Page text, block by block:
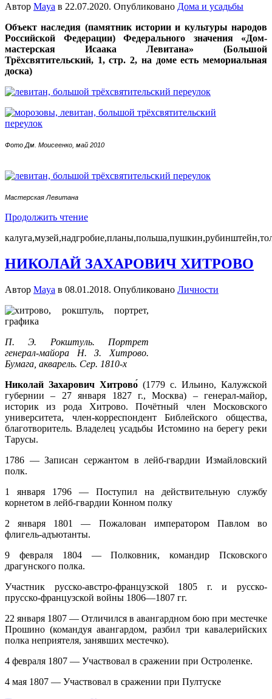
Автор Maya в 22.07.2020. Опубликовано Дома и усадьбы
Объект наследия (памятник истории и культуры народов
Российской Федерации) Федерального значения «Дом-
мастерская Исаака Левитана» (Большой
Трёхсвятительский, 1, стр. 2, на доме есть мемориальная
доска)
Фото Дм. Моисеенко, май 2010
Мастерская Левитана
Продолжить чтение
НИКОЛАЙ ЗАХАРОВИЧ ХИТРОВО
Автор Maya в 08.01.2018. Опубликовано Личности
П. Э. Рокштуль. Портрет
генерал-майора Н. З. Хитрово.
Бумага, акварель. Сер. 1810-х
Николай Захарович Хитрово́ (1779 с. Ильино, Калужской
губернии – 27 января 1827 г., Москва) – генерал-майор,
историк из рода Хитрово. Почётный член Московского
университета, член-корреспондент Библейского общества,
благотворитель. Владелец усадьбы Истомино на берегу реки
Тарусы.
1786 — Записан сержантом в лейб-гвардии Измайловский
полк.
1 января 1796 — Поступил на действительную службу
корнетом в лейб-гвардии Конном полку
2 января 1801 — Пожалован императором Павлом во
флигель-адъютанты.
9 февраля 1804 — Полковник, командир Псковского
драгунского полка.
Участник русско-австро-французской 1805 г. и русско-
прусско-французской войны 1806—1807 гг.
22 января 1807 — Отличился в авангардном бою при местечке
Прошино (командуя авангардом, разбил три кавалерийских
полка неприятеля, занявших местечко).
4 февраля 1807 — Участвовал в сражении при Остроленке.
4 мая 1807 — Участвовал в сражении при Пултуске